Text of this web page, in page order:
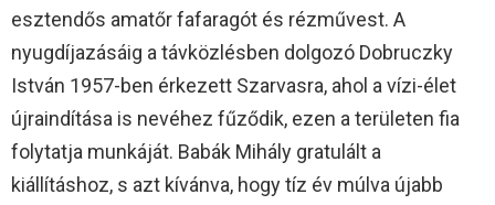
esztendős amatőr fafaragót és rézművest. A
nyugdíjazásáig a távközlésben dolgozó Dobruczky
István 1957-ben érkezett Szarvasra, ahol a vízi-élet
újraindítása is nevéhez fűződik, ezen a területen fia
folytatja munkáját. Babák Mihály gratulált a
kiállításhoz, s azt kívánva, hogy tíz év múlva újabb